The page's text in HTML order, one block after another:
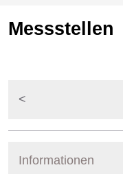
Messstellen
Informationen